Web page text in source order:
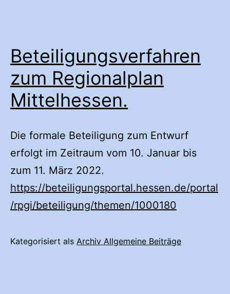
Beteiligungsverfahren
zum Regionalplan
Mittelhessen.
Die formale Beteiligung zum Entwurf
erfolgt im Zeitraum vom 10. Januar bis
zum 11. März 2022.
https://beteiligungsportal.hessen.de/portal
/rpgi/beteiligung/themen/1000180
Kategorisiert als Archiv Allgemeine Beiträge